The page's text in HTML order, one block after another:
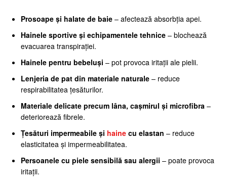
Prosoape și halate de baie – afectează absorbția apei.
Hainele sportive și echipamentele tehnice – blochează
evacuarea transpirației.
Hainele pentru bebeluși – pot provoca iritații ale pielii.
Lenjeria de pat din materiale naturale – reduce
respirabilitatea țesăturilor.
Materiale delicate precum lâna, cașmirul și microfibra –
deteriorează fibrele.
Țesături impermeabile și haine cu elastan – reduce
elasticitatea și impermeabilitatea.
Persoanele cu piele sensibilă sau alergii – poate provoca
iritații.